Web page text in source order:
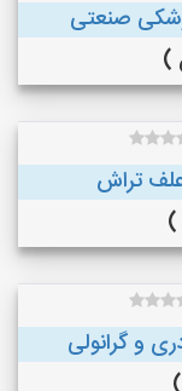
صنعتی
تراش
و گرانولی